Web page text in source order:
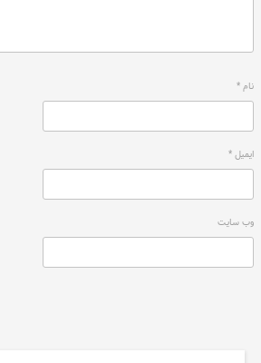
نام*
ایمیل*
وب‌ سایت